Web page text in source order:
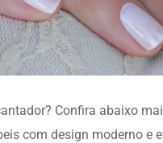
Confira abaixo
com design moderno e